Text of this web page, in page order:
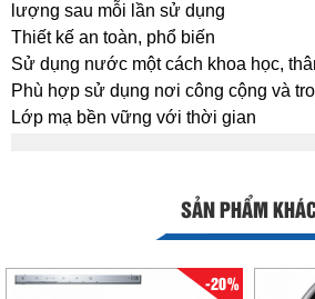
lượng sau mỗi lần sử dụng
Thiết kế an toàn, phổ biến
Sử dụng nước một cách khoa học,
Phù hợp sử dụng nơi công cộng và
Lớp mạ bền vững với thời gian
SẢN PHẨM
-20%